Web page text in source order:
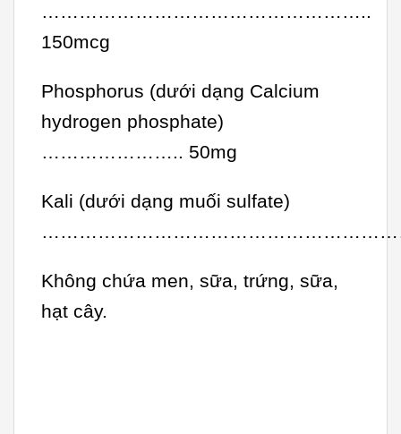
……………………………………………..
150mcg
Phosphorus (dưới dạng Calcium
hydrogen phosphate)
………………….. 50mg
Kali (dưới dạng muối sulfate)
Không chứa men, sữa, trứng, sữa,
hạt cây.